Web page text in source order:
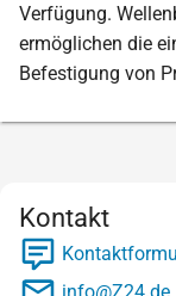
Verfügung.
ermöglichen die
Befestigung von
Kontakt
info@Z24.de